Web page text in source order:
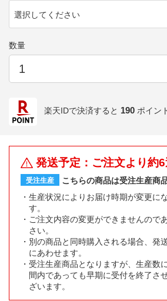
選択してください
数量
楽天IDで決済すると 190 ポイン
発送予定：ご注文より約
受注生産
こちらの商品は受注生産商品
生産状況によりお届け時期が変更に
す。
ご注文内容の変更ができませんので
さい。
別の商品と同時購入される場合、発
にあわせます。
受注生産商品となりますが、生産数
間内であっても早期に受付を終了さ
ざいます。